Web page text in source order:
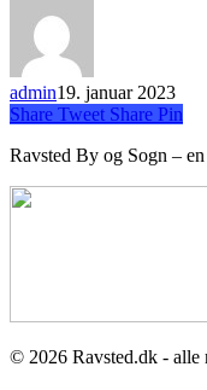
admin19. januar 2023
Share Tweet Share Pin
Ravsted By og Sogn –
© 2026 Ravsted.dk - alle